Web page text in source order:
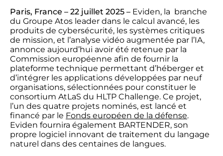
Paris, France – 22 juillet 2025 – Eviden, la branche
du Groupe Atos leader dans le calcul avancé, les
produits de cybersécurité, les systèmes critiques
de mission, et l’analyse vidéo augmentée par l’IA,
annonce aujourd’hui avoir été retenue par la
Commission européenne afin de fournir la
plateforme technique permettant d’héberger et
d’intégrer les applications développées par neuf
organisations, sélectionnées pour constituer le
consortium AtLaS du HLTP Challenge. Ce projet,
l’un des quatre projets nominés, est lancé et
financé par le Fonds européen de la défense.
Eviden fournira également BARTENDER, son
propre logiciel innovant de traitement du langage
naturel dans des centaines de langues.